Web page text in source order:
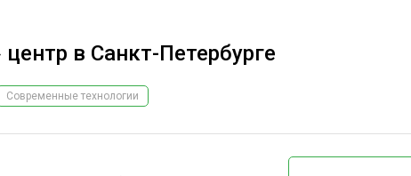
ДОМОСТРОЕНИЕ
КРУПНЫМ ПЛАНОМ
ПРЕДПРИЯТИЯ ЛПК
в Санкт-Петербурге
Современные технологии